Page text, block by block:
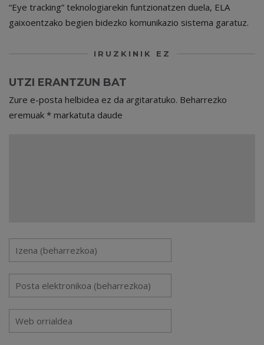
“Eye tracking” teknologiarekin funtzionatzen duela, ELA
gaixoentzako begien bidezko komunikazio sistema garatuz.
IRUZKINIK EZ
UTZI ERANTZUN BAT
Zure e-posta helbidea ez da argitaratuko. Beharrezko
eremuak * markatuta daude